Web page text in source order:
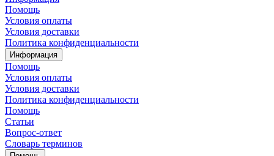
Помощь
Условия оплаты
Условия доставки
Политика конфиденциальности
Информация
Помощь
Условия оплаты
Условия доставки
Политика конфиденциальности
Помощь
Статьи
Вопрос-ответ
Словарь терминов